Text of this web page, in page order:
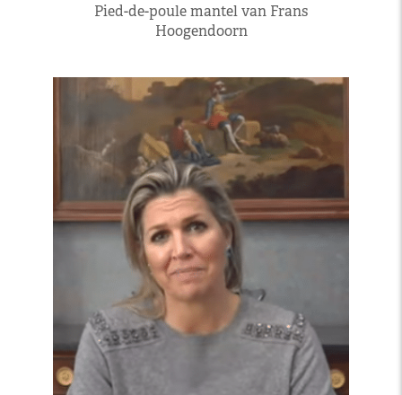
Pied-de-poule mantel van Frans
Hoogendoorn